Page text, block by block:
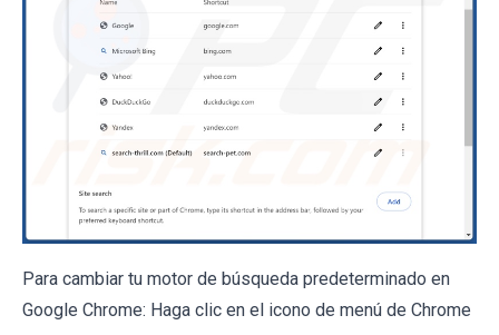
Para cambiar tu motor de búsqueda predeterminado en
Google Chrome: Haga clic en el icono de menú de Chrome